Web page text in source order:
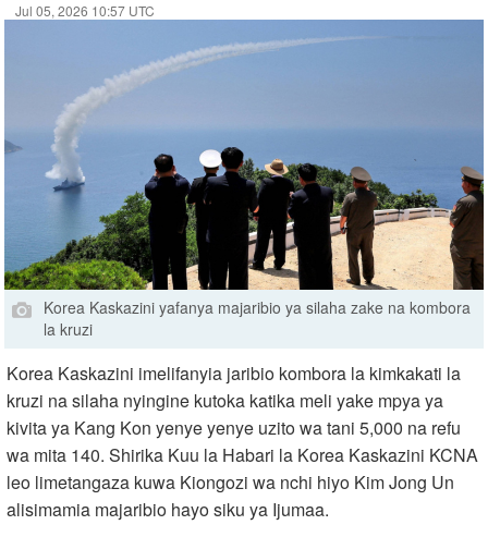
Jul 05, 2026 10:57 UTC
Korea Kaskazini yafanya majaribio ya silaha zake na kombora
la kruzi
Korea Kaskazini imelifanyia jaribio kombora la kimkakati la
kruzi na silaha nyingine kutoka katika meli yake mpya ya
kivita ya Kang Kon yenye yenye uzito wa tani 5,000 na refu
wa mita 140. Shirika Kuu la Habari la Korea Kaskazini KCNA
leo limetangaza kuwa Kiongozi wa nchi hiyo Kim Jong Un
alisimamia majaribio hayo siku ya Ijumaa.